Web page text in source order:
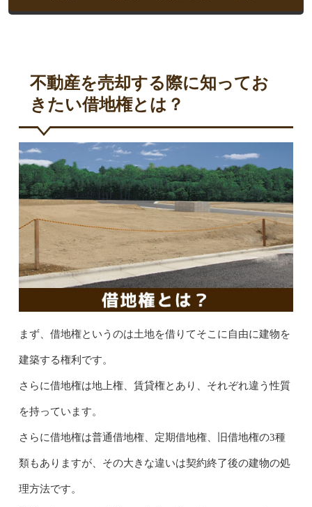
不動産を売却する際に知ってお
きたい借地権とは？
まず、借地権というのは土地を借りてそこに自由に建物を
建築する権利です。
さらに借地権は地上権、賃貸権とあり、それぞれ違う性質
を持っています。
さらに借地権は普通借地権、定期借地権、旧借地権の3種
類もありますが、その大きな違いは契約終了後の建物の処
理方法です。